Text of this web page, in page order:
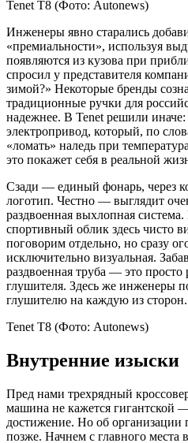
Tenet T8 (Фото: Autonews)
Инженеры явно старались
«премиальности», используя
появляются из кузова при
спросил у представителя
зимой?» Некоторые бренды
традиционные ручки для
надежнее. В Tenet решили иначе:
электропривод, который, по
«ломать» наледь при
это покажет себя в реальной
Сзади — единый фонарь, через
логотип. Честно — выглядит
раздвоенная выхлопная
спортивный облик здесь чисто
поговорим отдельно, но сразу
исключительно визуальная.
раздвоенная труба — это просто
глушителя. Здесь же инженеры
глушителю на каждую из сторон.
Tenet T8 (Фото: Autonews)
Внутренние изыски
Пред нами трехрядный
машина не кажется гигантской
достижение. Но об организации
позже. Начнем с главного